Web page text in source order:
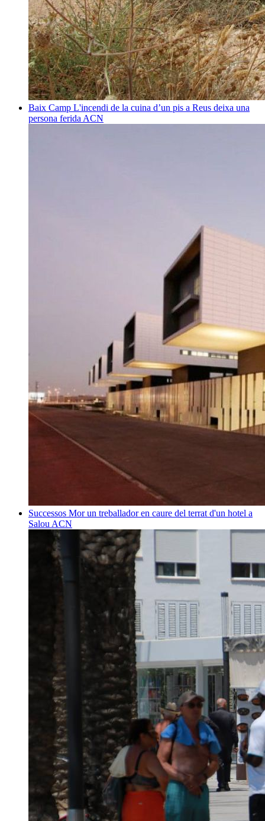
Baix Camp L'incendi de la cuina d’un pis a Reus deixa una
persona ferida ACN
Successos Mor un treballador en caure del terrat d'un hotel a
Salou ACN